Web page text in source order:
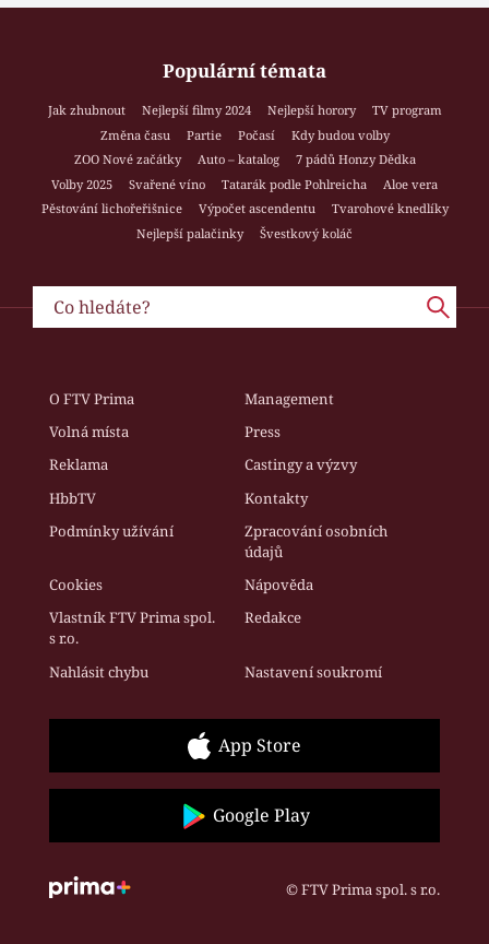
Populární témata
Jak zhubnout Nejlepší filmy 2024 Nejlepší horory
TV program
Změna času
Partie Počasí
Kdy budou volby
ZOO Nové začátky
Auto – katalog
7 pádů Honzy Dědka
Volby 2025
Svařené víno Tatarák podle Pohlreicha
Aloe vera
Pěstování lichořeřišnice
Výpočet ascendentu
Tvarohové knedlíky
Nejlepší palačinky
Švestkový koláč
O FTV Prima
Management
Volná místa
Press
Reklama
Castingy a výzvy
HbbTV
Kontakty
Podmínky užívání
Zpracování osobních
údajů
Cookies
Nápověda
Vlastník FTV Prima spol.
s r.o.
Redakce
Nahlásit chybu Nastavení soukromí
App Store
Google Play
© FTV Prima spol. s r.o.